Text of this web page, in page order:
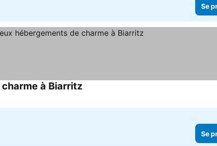
Se
à BiarritzSe priser
Se